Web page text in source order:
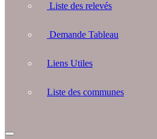
Liste des relevés
Demande Tableau
Liens Utiles
Liste des communes